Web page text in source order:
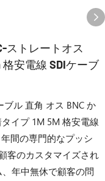
ストレートオス
格安電線 SDIケーブ
ブル 直角 オス BNC か
イプ 1M 5M 格安電線
間の専門的なプッシ
客のカスタマイズされ
年中無休で顧客の問